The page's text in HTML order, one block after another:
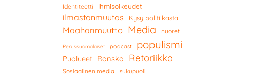
Identiteetti Ihmisoikeudet
ilmastonmuutos Kysy politiikasta
Maahanmuutto Media nuoret
Perussuomalaiset podcast populismi
Puolueet Ranska Retoriikka
Sosiaalinen media sukupuoli